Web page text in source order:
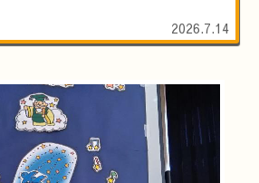
2026.7.14